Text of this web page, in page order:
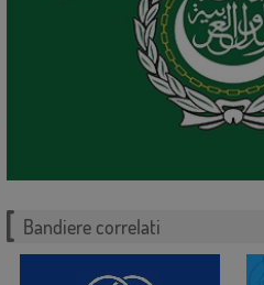
Bandiere correlati